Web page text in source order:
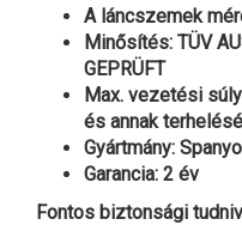
A láncszemek
Minősítés: TÜV
GEPRÜFT
Max. vezetési
és annak
Gyártmány:
Garancia: 2 év
Fontos biztonsági